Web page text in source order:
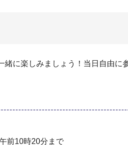
緒に楽しみましょう！当日自由
前10時20分まで